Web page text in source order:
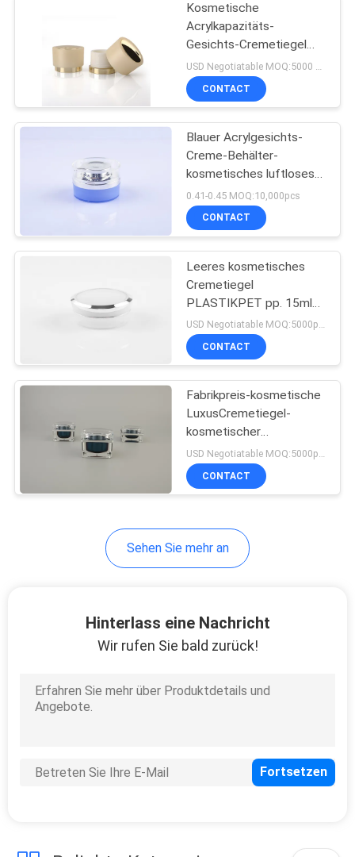
Kosmetische
Acrylkapazitäts-
Gesichts-Cremetiegel
des kragen-30g 50g
CONTACT
Blauer Acrylgesichts-
Creme-Behälter-
kosmetisches luftloses
Druckpumpe-Glas, das
50g verpackt
0.41-0.45 MOQ:10,000pcs
CONTACT
Leeres kosmetisches
Cremetiegel
PLASTIKPET pp. 15ml
30ml bilden Gesichts-
Soem
USD Negotiatable MOQ:5000pcs pro Größe
CONTACT
Fabrikpreis-kosmetische
LuxusCremetiegel-
kosmetischer
Verpackencremetiegel-
Sahnebehälter 30ml 50
ml 100ml
USD Negotiatable MOQ:5000pcs pro Größe
CONTACT
Sehen Sie mehr an
Hinterlass eine Nachricht
Wir rufen Sie bald zurück!